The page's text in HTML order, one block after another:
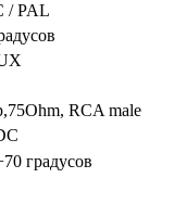
/ PAL
RCA male
градусов